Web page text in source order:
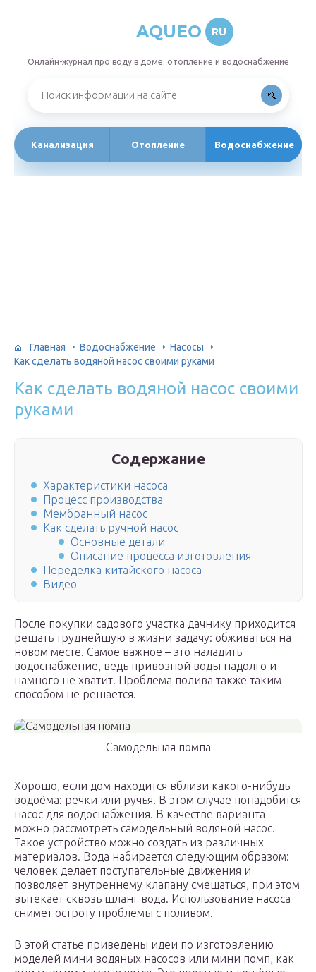
AQUEO RU
Онлайн-журнал про воду в доме: отопление и водоснабжение
Канализация Отопление Водоснабжение
Главная Водоснабжение
Насосы
Как сделать водяной насос своими руками
Как сделать водяной насос своими
руками
Содержание
Характеристики насоса
Процесс производства
Мембранный насос
Как сделать ручной насос
Основные детали
Описание процесса изготовления
Переделка китайского насоса
Видео
После покупки садового участка дачнику приходится
решать труднейшую в жизни задачу: обживаться на
новом месте. Самое важное – это наладить
водоснабжение, ведь привозной воды надолго и
намного не хватит. Проблема полива также таким
способом не решается.
Самодельная помпа
Хорошо, если дом находится вблизи какого-нибудь
водоёма: речки или ручья. В этом случае понадобится
насос для водоснабжения. В качестве варианта
можно рассмотреть самодельный водяной насос.
Такое устройство можно создать из различных
материалов. Вода набирается следующим образом:
человек делает поступательные движения и
позволяет внутреннему клапану смещаться, при этом
вытекает сквозь шланг вода. Использование насоса
снимет остроту проблемы с поливом.
В этой статье приведены идеи по изготовлению
моделей мини водяных насосов или мини помп, как